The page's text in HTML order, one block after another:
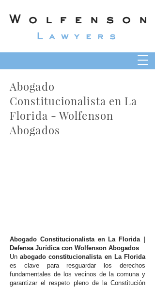
Wolfenson
Lawyers
Abogado
Constitucionalista en La
Florida - Wolfenson
Abogados
Abogado Constitucionalista en La Florida |
Defensa Jurídica con Wolfenson Abogados
Unabogado constitucionalista en La Florida
es clave para resguardar los derechos
fundamentales de los vecinos de la comuna y
garantizar el respeto pleno de la Constitución